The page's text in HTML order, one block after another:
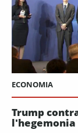
ECONOMIA
Trump